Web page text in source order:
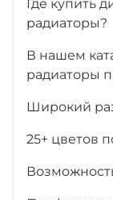
Где купить
радиаторы?
В нашем
радиаторы
Широкий
25+ цветов